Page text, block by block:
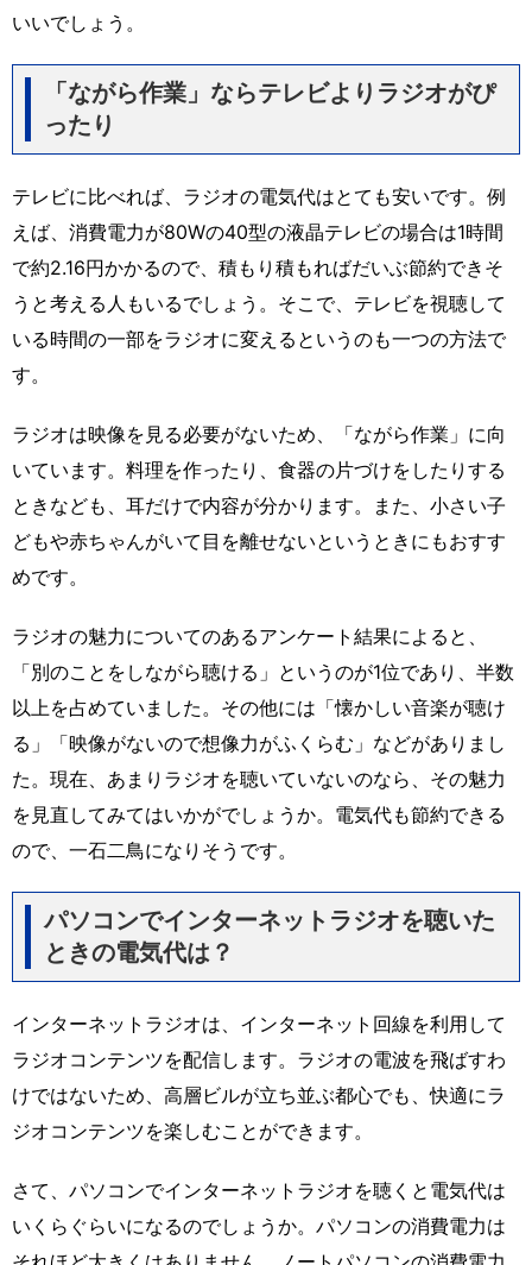
いいでしょう。
「ながら作業」ならテレビよりラジオがぴ
ったり
テレビに比べれば、ラジオの電気代はとても安いです。例
えば、消費電力が80Wの40型の液晶テレビの場合は1時間
で約2.16円かかるので、積もり積もればだいぶ節約できそ
うと考える人もいるでしょう。そこで、テレビを視聴して
いる時間の一部をラジオに変えるというのも一つの方法で
す。
ラジオは映像を見る必要がないため、「ながら作業」に向
いています。料理を作ったり、食器の片づけをしたりする
ときなども、耳だけで内容が分かります。また、小さい子
どもや赤ちゃんがいて目を離せないというときにもおすす
めです。
ラジオの魅力についてのあるアンケート結果によると、
「別のことをしながら聴ける」というのが1位であり、半数
以上を占めていました。その他には「懐かしい音楽が聴け
る」「映像がないので想像力がふくらむ」などがありまし
た。現在、あまりラジオを聴いていないのなら、その魅力
を見直してみてはいかがでしょうか。電気代も節約できる
ので、一石二鳥になりそうです。
パソコンでインターネットラジオを聴いた
ときの電気代は？
インターネットラジオは、インターネット回線を利用して
ラジオコンテンツを配信します。ラジオの電波を飛ばすわ
けではないため、高層ビルが立ち並ぶ都心でも、快適にラ
ジオコンテンツを楽しむことができます。
さて、パソコンでインターネットラジオを聴くと電気代は
いくらぐらいになるのでしょうか。パソコンの消費電力は